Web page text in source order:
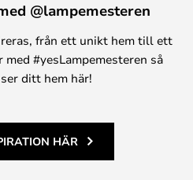
@lampemesteren
från ett unikt hem till ett
med #yesLampemesteren så
ditt hem här!
HÄR